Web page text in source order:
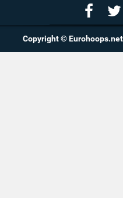
Copyright ©